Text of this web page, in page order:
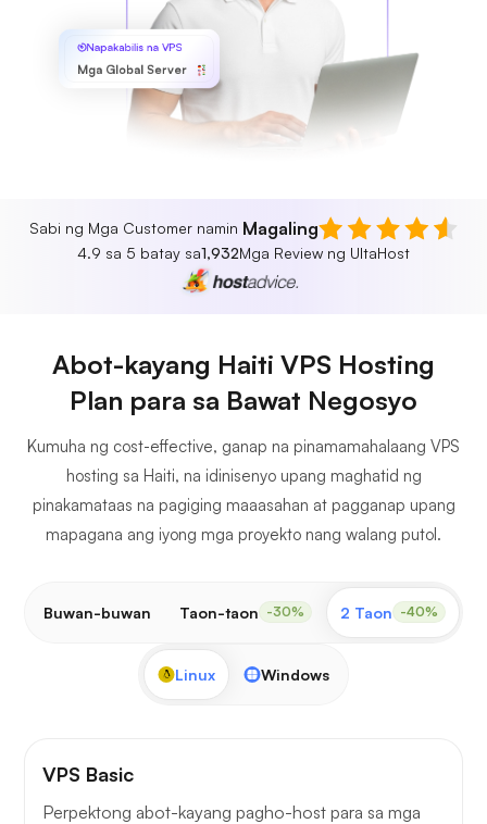
Napakabilis na VPS
Mga Global Server
Sabi ng Mga Customer namin Magaling
4.9 sa 5 batay sa1,932Mga Review ng UltaHost
Abot-kayang Haiti VPS Hosting
Plan para sa Bawat Negosyo
Kumuha ng cost-effective, ganap na pinamamahalaang VPS
hosting sa Haiti, na idinisenyo upang maghatid ng
pinakamataas na pagiging maaasahan at pagganap upang
mapagana ang iyong mga proyekto nang walang putol.
Buwan-buwan Taon-taon -30% 2 Taon -40%
Linux Windows
VPS Basic
Perpektong abot-kayang pagho-host para sa mga